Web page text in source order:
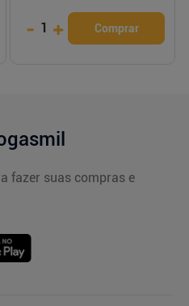
- 1 + Comprar
fazer suas compras e